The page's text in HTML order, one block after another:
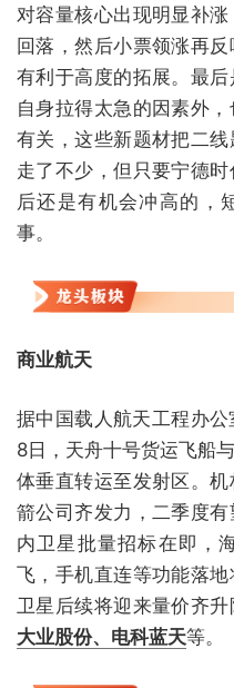
对容量核心出现明显补
回落，然后小票领涨再
有利于高度的拓展。最
自身拉得太急的因素外
有关，这些新题材把二
走了不少，但只要宁德
后还是有机会冲高的，
事。
商业航天
据中国载人航天工程办
8日，天舟十号货运飞船
体垂直转运至发射区。
箭公司齐发力，二季度
内卫星批量招标在即，
飞，手机直连等功能落
卫星后续将迎来量价齐
大业股份、电科蓝天等。